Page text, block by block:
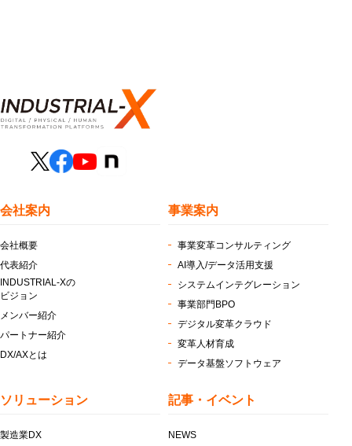
会社案内
会社概要
代表紹介
INDUSTRIAL-Xの
ビジョン
メンバー紹介
パートナー紹介
DX/AXとは
事業案内
事業変革コンサルティング
AI導入/データ活用支援
システムインテグレーション
事業部門BPO
デジタル変革クラウド
変革人材育成
データ基盤ソフトウェア
ソリューション
製造業DX
記事・イベント
NEWS